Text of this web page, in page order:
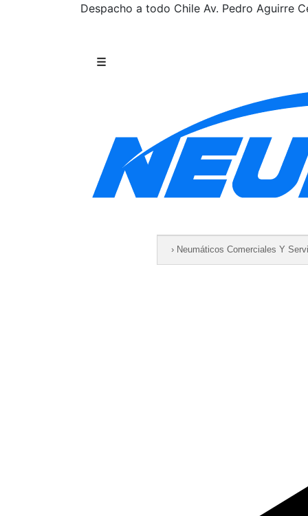
Saltar al contenidoDespacho a todo Chile Av. Pedro Aguirre
☰